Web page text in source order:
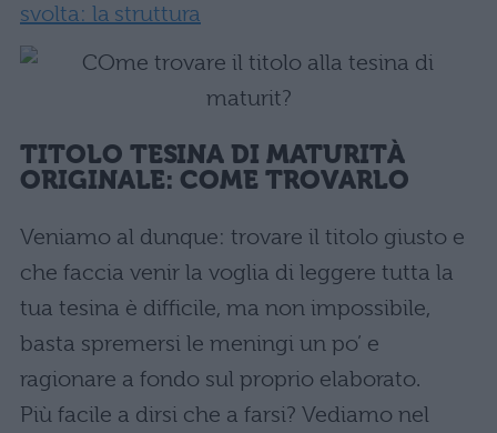
svolta: la struttura
TITOLO TESINA DI MATURITÀ
ORIGINALE: COME TROVARLO
Veniamo al dunque: trovare il titolo giusto e
che faccia venir la voglia di leggere tutta la
tua tesina è difficile, ma non impossibile,
basta spremersi le meningi un po’ e
ragionare a fondo sul proprio elaborato.
Più facile a dirsi che a farsi? Vediamo nel